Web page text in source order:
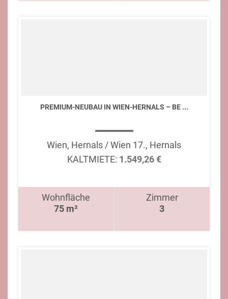
PREMIUM-NEUBAU IN WIEN-HERNALS – BE ...
Wien, Hernals / Wien 17., Hernals
KALTMIETE: 1.549,26 €
Wohnfläche
75 m²
Zimmer
3